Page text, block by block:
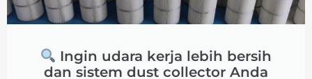
Ingin udara kerja lebih bersih
dan sistem dust collector Anda